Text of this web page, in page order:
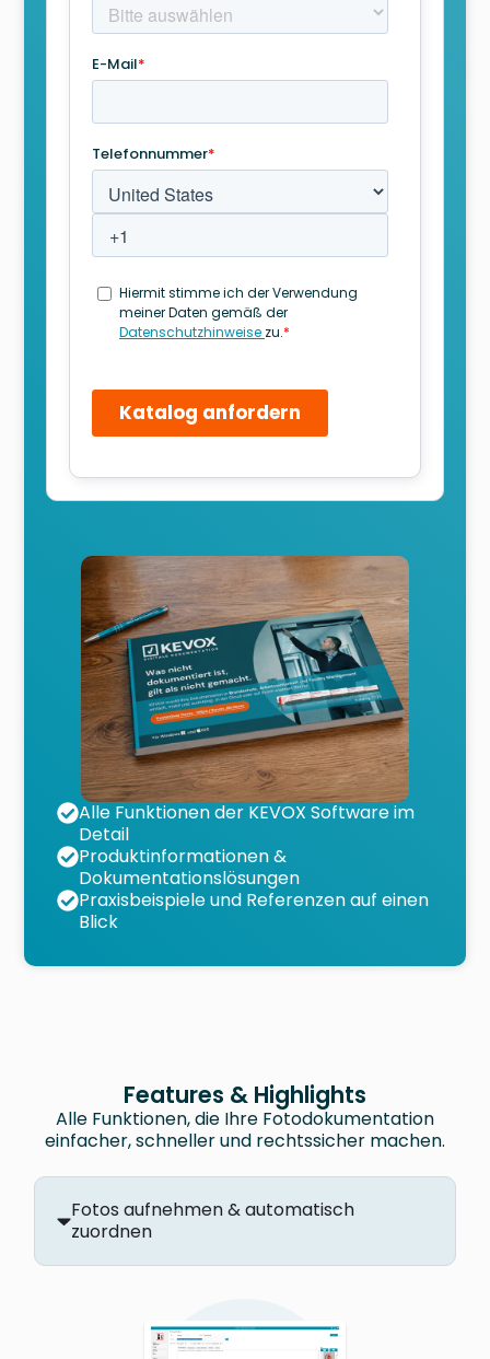
Alle Funktionen der KEVOX Software im
Detail
Produktinformationen &
Dokumentationslösungen
Praxisbeispiele und Referenzen auf einen
Blick
Features & Highlights
Alle Funktionen, die Ihre Fotodokumentation
einfacher, schneller und rechtssicher machen.
Fotos aufnehmen & automatisch
zuordnen